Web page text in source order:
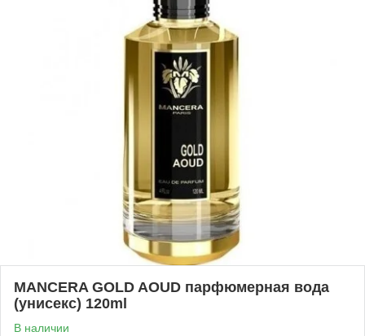
MANCERA GOLD AOUD парфюмерная вода
(унисекс) 120ml
В наличии